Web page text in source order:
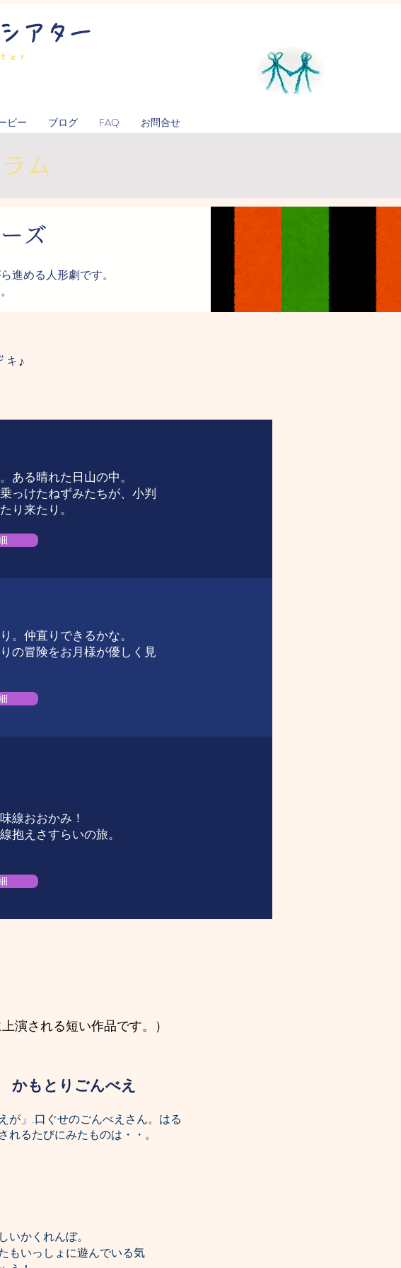
アター
ビー ブログ FAQ お問合せ
ム
ズ
進める人形劇です。
キ♪
ある晴れた日山の中。
っけたねずみたちが、小判
り来たり。
。仲直りできるかな。
の冒険をお月様が優しく見
線おおかみ！
抱えさすらいの旅。
演される短い作品です。）
もとりごんべえ
が」.口ぐせのごんべえさん。はる
れるたびにみたものは・・。
いかくれんぼ。
もいっしょに遊んでいる気